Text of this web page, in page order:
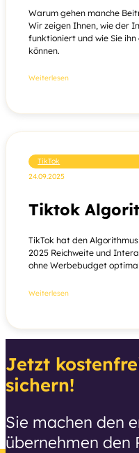
Warum gehen manche
Wir zeigen Ihnen, wie der
funktioniert und wie Sie
können.
Weiterlesen
TikTok
24.09.2025
Tiktok
TikTok hat den
2025 Reichweite und
ohne Werbebudget
Weiterlesen
Jetzt
sichern!
Sie machen den
übernehmen den